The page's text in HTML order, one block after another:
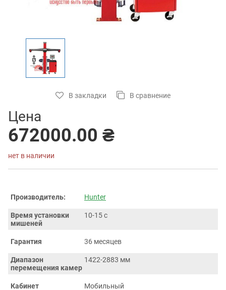
В закладки В сравнение
Цена
672000.00 ₴
нет в наличии
Производитель: Hunter
Время установки
мишеней
10-15 с
Гарантия 36 месяцев
Диапазон
перемещения камер
1422-2883 мм
Кабинет Мобильный